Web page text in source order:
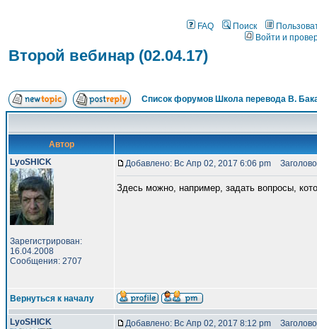
FAQ Поиск
Войти и
Второй вебинар (02.04.17)
Список форумов Школа перевода В.
Автор
LyoSHICK
Зарегистрирован:
16.04.2008
Сообщения: 2707
Добавлено: Вс Апр 02, 2017 6:06 pm
Здесь можно, например, задать вопросы,
Вернуться к началу
LyoSHICK Добавлено: Вс Апр 02, 2017 8:12 pm